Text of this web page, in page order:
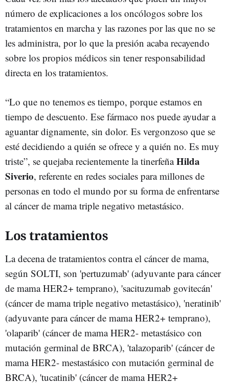
número de explicaciones a los oncólogos sobre los
tratamientos en marcha y las razones por las que no se
les administra, por lo que la presión acaba recayendo
sobre los propios médicos sin tener responsabilidad
directa en los tratamientos.
“Lo que no tenemos es tiempo, porque estamos en
tiempo de descuento. Ese fármaco nos puede ayudar a
aguantar dignamente, sin dolor. Es vergonzoso que se
esté decidiendo a quién se ofrece y a quién no. Es muy
triste”, se quejaba recientemente la tinerfeñaHilda
Siverio, referente en redes sociales para millones de
personas en todo el mundo por su forma de enfrentarse
al cáncer de mama triple negativo metastásico.
Los tratamientos
La decena de tratamientos contra el cáncer de mama,
según SOLTI, son 'pertuzumab' (adyuvante para cáncer
de mama HER2+ temprano), 'sacituzumab govitecán'
(cáncer de mama triple negativo metastásico), 'neratinib'
(adyuvante para cáncer de mama HER2+ temprano),
'olaparib' (cáncer de mama HER2- metastásico con
mutación germinal de BRCA), 'talazoparib' (cáncer de
mama HER2- mestastásico con mutación germinal de
BRCA), 'tucatinib' (cáncer de mama HER2+